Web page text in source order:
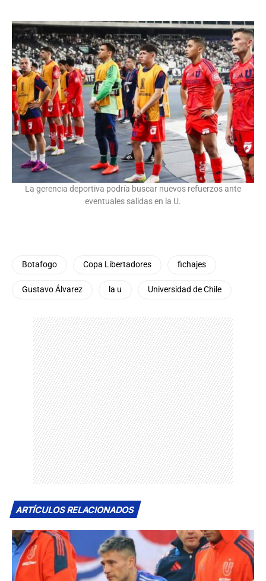
La gerencia deportiva podría buscar nuevos refuerzos ante
eventuales salidas en la U.
Botafogo Copa Libertadores fichajes
Gustavo Álvarez la u Universidad de Chile
ARTÍCULOS RELACIONADOS